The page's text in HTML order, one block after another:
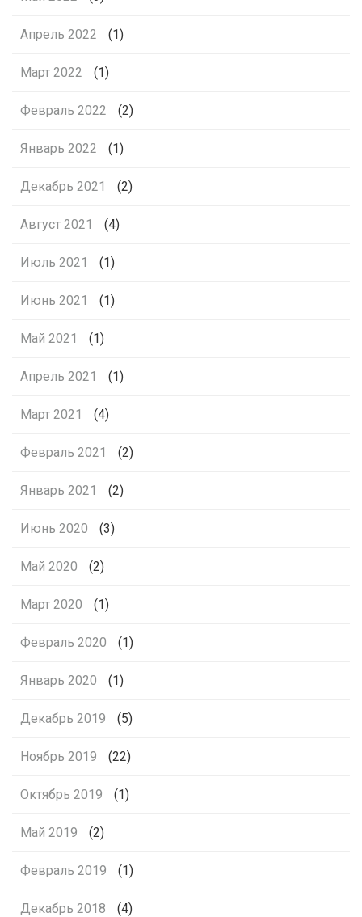
Апрель 2022 (1)
Март 2022 (1)
Февраль 2022 (2)
Январь 2022 (1)
Декабрь 2021 (2)
Август 2021 (4)
Июль 2021 (1)
Июнь 2021 (1)
Май 2021 (1)
Апрель 2021 (1)
Март 2021 (4)
Февраль 2021 (2)
Январь 2021 (2)
Июнь 2020 (3)
Май 2020 (2)
Март 2020 (1)
Февраль 2020 (1)
Январь 2020 (1)
Декабрь 2019 (5)
Ноябрь 2019 (22)
Октябрь 2019 (1)
Май 2019 (2)
Февраль 2019 (1)
Декабрь 2018 (4)